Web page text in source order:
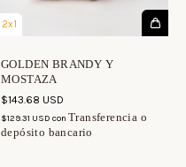
2x1
GOLDEN BRANDY Y
MOSTAZA
$143.68 USD
$129.31 USD con Transferencia o
depósito bancario